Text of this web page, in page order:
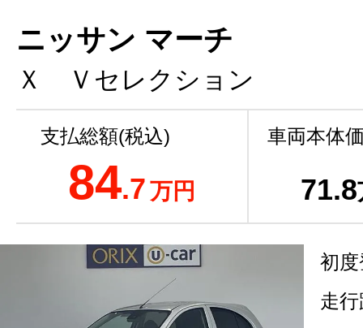
ニッサン マーチ
Ｘ Ｖセレクション
支払総額(税込)
84.7万円
車両本体
71.8
初
走